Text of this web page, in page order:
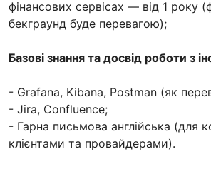
фінансових сервісах — від 1 року
бекграунд буде перевагою);
Базові знання та досвід роботи з
- Grafana, Kibana, Postman (як
- Jira, Confluence;
- Гарна письмова англійська (для
клієнтами та провайдерами).